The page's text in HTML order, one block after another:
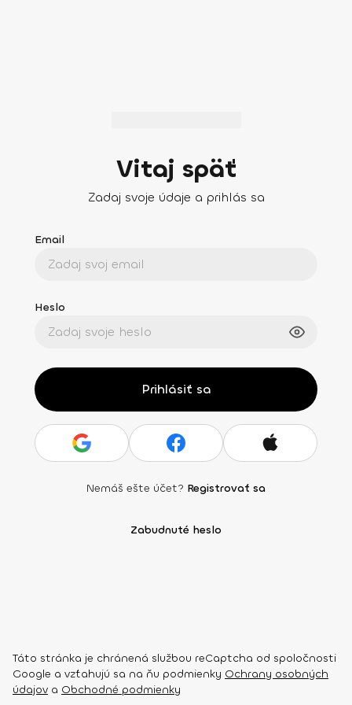
Vitaj späť
Zadaj svoje údaje a prihlás sa
Email
Heslo
Prihlásiť sa
Nemáš ešte účet? Registrovať sa
Zabudnuté heslo
Táto stránka je chránená službou reCaptcha od spoločnosti
Google a vzťahujú sa na ňu podmienky Ochrany osobných
údajov a Obchodné podmienky